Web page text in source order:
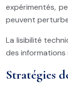
expérimentés,
peuvent
La lisibilité
des informations
Stratégies